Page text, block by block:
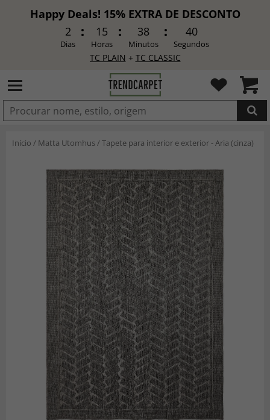
Happy Deals! 15% EXTRA DE DESCONTO
2
Dias
15
Horas
38
Minutos
38
Segundos
TC PLAIN + TC CLASSIC
ADICIONADO
Início / Matta Utomhus/Tapete para interior e exterior - Aria (cinza)